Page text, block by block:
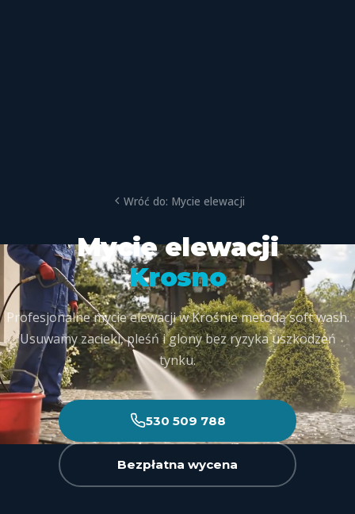
Wróć do: Mycie elewacji
Mycie elewacji
Krosno
Profesjonalne mycie elewacji w Krośnie metodą soft wash.
Usuwamy zacieki, pleśń i glony bez ryzyka uszkodzeń
tynku.
530 509 788
Bezpłatna wycena